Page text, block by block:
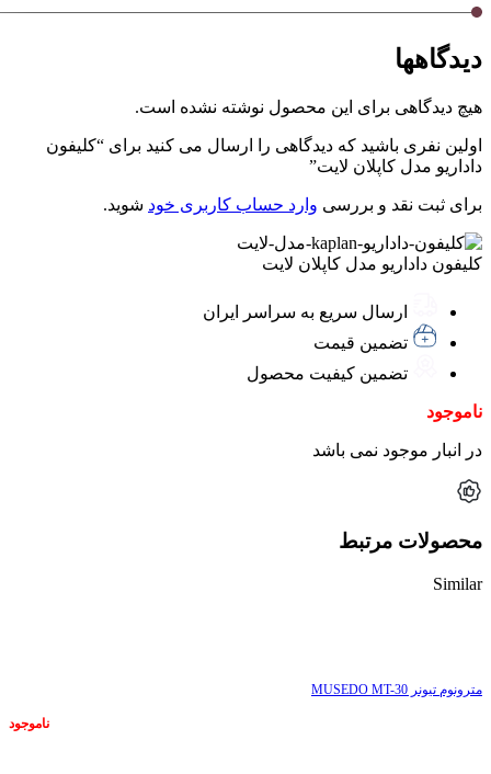
دیدگاهها
هیچ دیدگاهی برای این محصول نوشته نشده است.
اولین نفری باشید که دیدگاهی را ارسال می کنید برای “کلیفون
داداریو مدل کاپلان لایت”
برای ثبت نقد و بررسی وارد حساب کاربری خود شوید.
کلیفون داداریو مدل کاپلان لایت
ارسال سریع به سراسر ایران
تضمین قیمت
تضمین کیفیت محصول
ناموجود
در انبار موجود نمی باشد
محصولات مرتبط
Similar
مترونوم تیونر MUSEDO MT-30
ناموجود